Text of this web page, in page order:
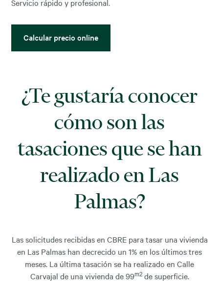
Servicio rápido y profesional.
Calcular precio online
¿Te gustaría conocer
cómo son las
tasaciones que se han
realizado en Las
Palmas?
Las solicitudes recibidas en CBRE para tasar una vivienda
en Las Palmas han decrecido un 1% en los últimos tres
meses. La última tasación se ha realizado en Calle
Carvajal de una vivienda de 99m2de superficie.